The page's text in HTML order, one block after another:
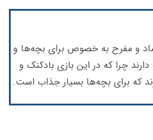
و مفرح به خصوص برای بچه‌ها و
چرا که در این بازی بادکنک و
که برای بچه‌ها بسیار جذاب است.